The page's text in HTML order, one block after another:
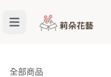
全部商品